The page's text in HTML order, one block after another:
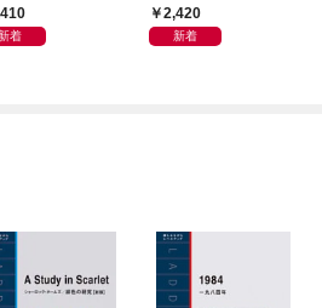
着
策2,420
新着